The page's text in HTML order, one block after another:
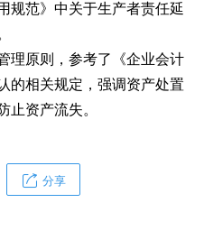
规范》中关于生产者责任延
理原则，参考了《企业会计
的相关规定，强调资产处置
止资产流失。
分享